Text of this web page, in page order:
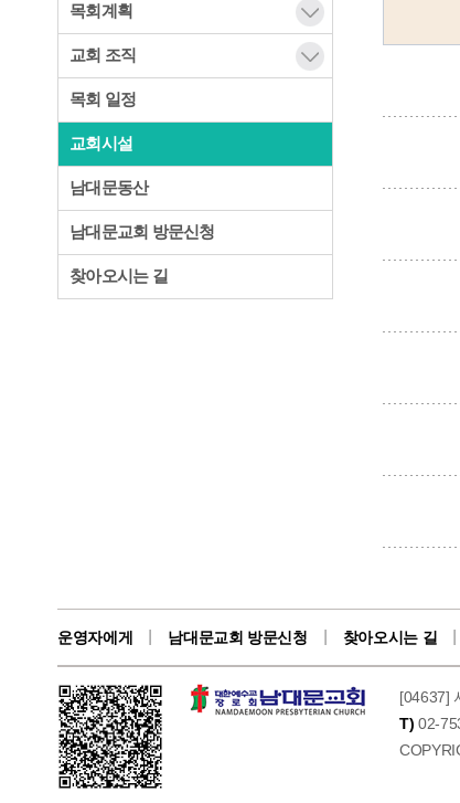
목회계획
교회 조직
목회 일정
교회시설
남대문동산
남대문교회 방문신청
찾아오시는 길
운영자에게 남대문교회 방문신청 찾아오시는 길
[04637]
T) 02-